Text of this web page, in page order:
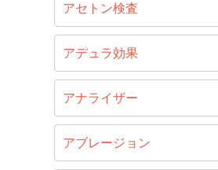
アセトン検査
アデュラ効果
アナライザー
アブレージョン